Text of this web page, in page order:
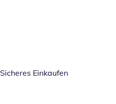
Sicheres Einkaufen